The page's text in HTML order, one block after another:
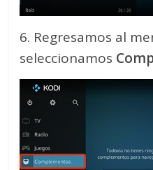
6. Regresamos al
seleccionamos